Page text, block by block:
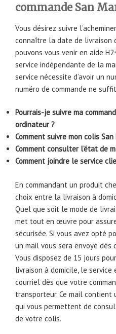
commande San
Vous désirez suivre
connaître la date de livraison
pouvons vous venir en aide
service indépendante de la
service nécessite d’avoir un
numéro de commande ne
Pourrais-je suivre ma
ordinateur ?
Comment suivre mon colis San
Comment consulter l’état de
Comment joindre le service
En commandant un produit
choix entre la livraison à
Quel que soit le mode de
met tout en œuvre pour
sécurisée. Si vous avez opté
un mail vous sera envoyé
Vous disposez de 15 jours
livraison à domicile, le service
courriel dès que votre
transporteur. Ce mail contient
qui vous permettent de
de votre colis.